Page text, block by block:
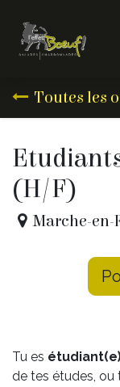
Toutes les
(H/F)
Marche-en-
Tu es
de tes études, ou